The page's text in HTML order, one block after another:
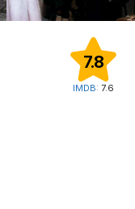
7.8
IMDB: 7.6